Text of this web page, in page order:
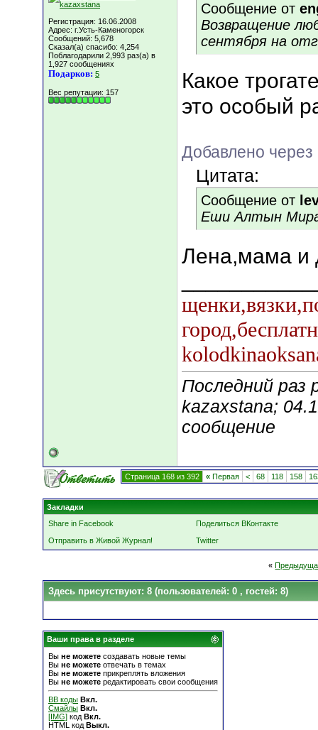
Регистрация: 16.06.2008
Адрес: г.Усть-Каменогорск
Сообщений: 5,678
Сказал(а) спасибо: 4,254
Поблагодарили 2,993 раз(а) в
1,927 сообщениях
Подарков: 5
Вес репутации: 157
Сообщение от
Возвращение
сентября на
Какое
это особый
Добавлено через
Цитата:
Сообщение от
Еши Алтын
Лена,мама и
Последний раз
kazaxstana;
сообщение
Страница 168 из 392 « Первая < 68 118 158
Закладки
Share in Facebook
Поделиться ВКонтакте
Отправить в Живой Журнал!
Twitter
«
Здесь присутствуют: 8 (пользователей: 0 , гостей: 8)
Ваши права в разделе
Вы не можете создавать новые темы
Вы не можете отвечать в темах
Вы не можете прикреплять вложения
Вы не можете редактировать свои сообщения
BB коды Вкл.
Смайлы Вкл.
[IMG] код Вкл.
HTML код Выкл.